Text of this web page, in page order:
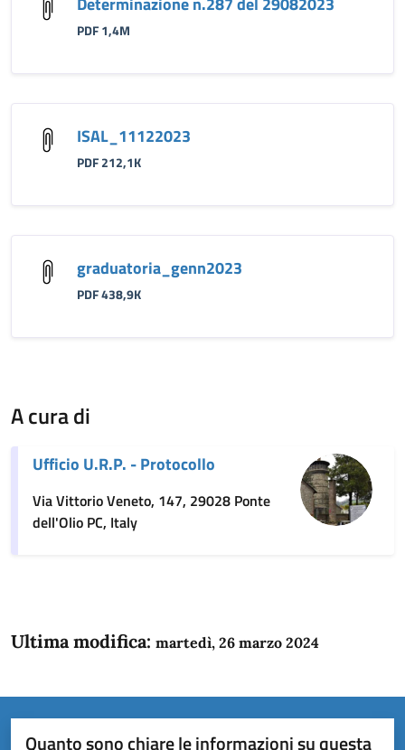
PDF 1,4M
ISAL_11122023
PDF 212,1K
graduatoria_genn2023
PDF 438,9K
A cura di
Ufficio U.R.P. - Protocollo
Via Vittorio Veneto, 147, 29028 Ponte
dell'Olio PC, Italy
Ultima modifica: martedì, 26 marzo 2024
Quanto sono chiare le informazioni su questa